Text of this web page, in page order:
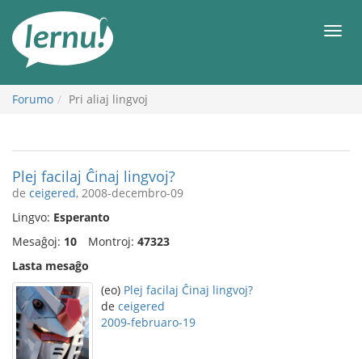
enhavo
Forumo Pri aliaj lingvoj
Plej facilaj Ĉinaj lingvoj?
de ceigered, 2008-decembro-09
Lingvo: Esperanto
Mesaĝoj: 10 Montroj: 47323
Lasta mesaĝo
(eo) Plej facilaj Ĉinaj lingvoj?
de ceigered
2009-februaro-19